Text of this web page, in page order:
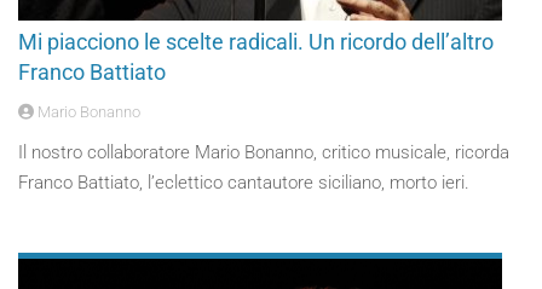
Mi piacciono le scelte radicali. Un ricordo dell’altro
Franco Battiato
Mario Bonanno
Il nostro collaboratore Mario Bonanno, critico musicale, ricorda
Franco Battiato, l’eclettico cantautore siciliano, morto ieri.